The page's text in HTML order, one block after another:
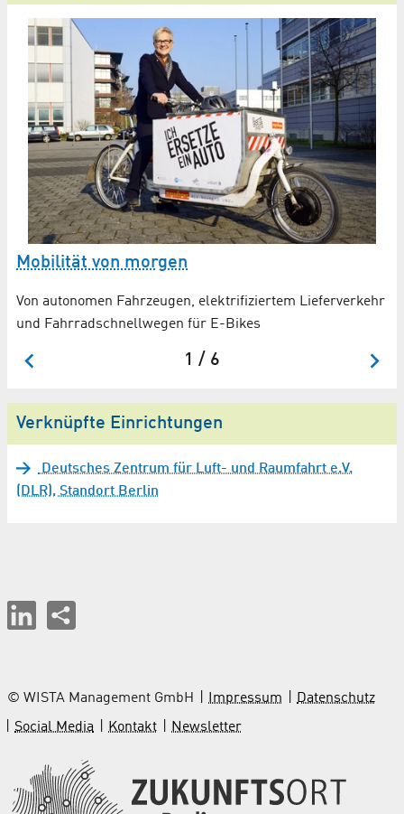
Mobilität von morgen
Von autonomen Fahrzeugen, elektrifiziertem Lieferverkehr
und Fahrradschnellwegen für E-Bikes
1 / 6
Verknüpfte Einrichtungen
Deutsches Zentrum für Luft- und Raumfahrt e.V.
(DLR), Standort Berlin
© WISTA Management GmbH Impressum
Datenschutz
Social Media
Kontakt Newsletter